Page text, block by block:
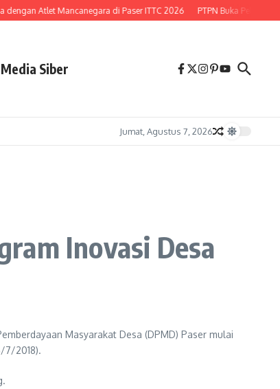
Atlet Mancanegara di Paser ITTC 2026 PTPN Buka Peluang
Siber
Jumat, Agustus 7, 2026
Inovasi Desa
Masyarakat Desa (DPMD) Paser mulai
7/2018).